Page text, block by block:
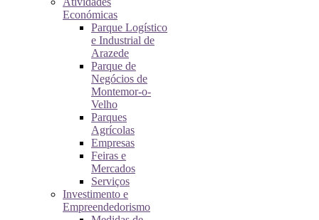
Económicas
Parque Logístico
e Industrial de
Arazede
Parque de
Negócios de
Montemor-o-
Velho
Parques
Agrícolas
Empresas
Feiras e
Mercados
Serviços
Investimento e
Empreendedorismo